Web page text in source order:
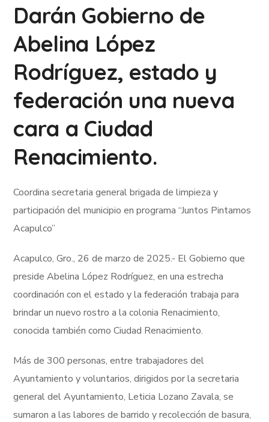
Darán Gobierno de
Abelina López
Rodríguez, estado y
federación una nueva
cara a Ciudad
Renacimiento.
Coordina secretaria general brigada de limpieza y
participación del municipio en programa “Juntos Pintamos
Acapulco”
Acapulco, Gro., 26 de marzo de 2025.- El Gobierno que
preside Abelina López Rodríguez, en una estrecha
coordinación con el estado y la federación trabaja para
brindar un nuevo rostro a la colonia Renacimiento,
conocida también como Ciudad Renacimiento.
Más de 300 personas, entre trabajadores del
Ayuntamiento y voluntarios, dirigidos por la secretaria
general del Ayuntamiento, Leticia Lozano Zavala, se
sumaron a las labores de barrido y recolección de basura,